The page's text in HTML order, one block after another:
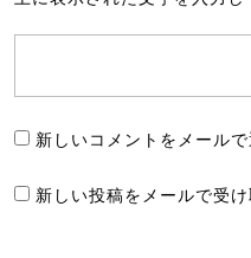
新しいコメントをメールで
新しい投稿をメールで受け